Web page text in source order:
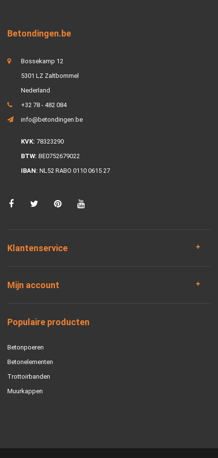
Betondingen.be
Bossekamp 12
5301 LZ Zaltbommel
Nederland
+32 78 - 482 084
info@betondingen.be
KVK: 78323290
BTW: BE0752679022
IBAN: NL52 RABO 0110 0615 27
Klantenservice
Mijn account
Populaire producten
Betonpoeren
Betonelementen
Trottoirbanden
Muurkappen